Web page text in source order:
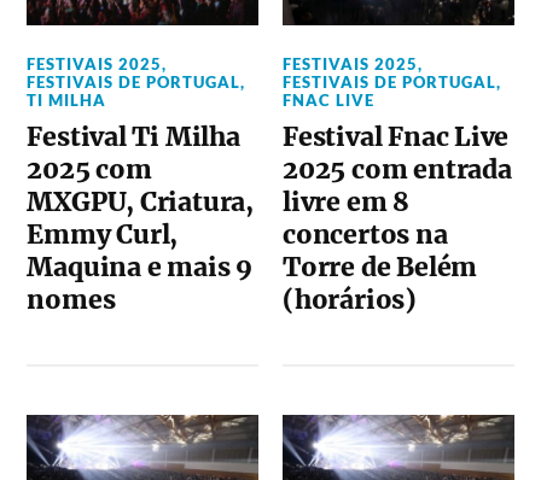
FESTIVAIS 2025,
FESTIVAIS DE PORTUGAL,
TI MILHA
Festival Ti Milha
2025 com
MXGPU, Criatura,
Emmy Curl,
Maquina e mais 9
nomes
FESTIVAIS 2025,
FESTIVAIS DE PORTUGAL,
FNAC LIVE
Festival Fnac Live
2025 com entrada
livre em 8
concertos na
Torre de Belém
(horários)